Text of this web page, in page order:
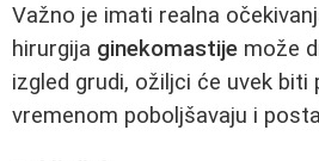
Važno je imati realna
hirurgija ginekomastije može
izgled grudi, ožiljci će uvek biti
vremenom poboljšavaju i